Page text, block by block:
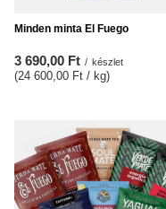
Minden minta El Fuego
3 690,00 Ft / készlet
(24 600,00 Ft / kg)